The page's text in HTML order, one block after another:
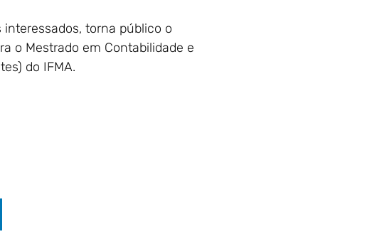
torna público o
o Mestrado em Contabilidade e
do IFMA.